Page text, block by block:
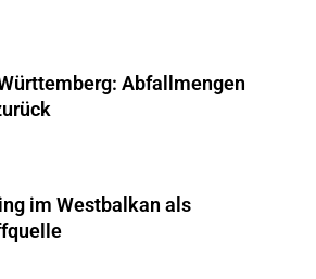
Abfallmengen
im Westbalkan als